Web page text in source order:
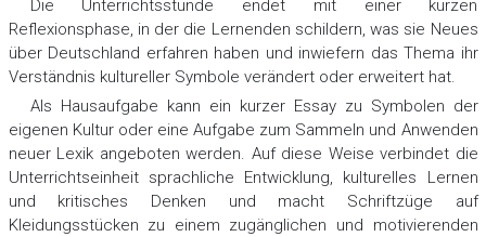
Die Unterrichtsstunde endet mit einer kurzen
Reflexionsphase, in der die Lernenden schildern, was sie Neues
über Deutschland erfahren haben und inwiefern das Thema ihr
Verständnis kultureller Symbole verändert oder erweitert hat.
Als Hausaufgabe kann ein kurzer Essay zu Symbolen der
eigenen Kultur oder eine Aufgabe zum Sammeln und Anwenden
neuer Lexik angeboten werden. Auf diese Weise verbindet die
Unterrichtseinheit sprachliche Entwicklung, kulturelles Lernen
und kritisches Denken und macht Schriftzüge auf
Kleidungsstücken zu einem zugänglichen und motivierenden